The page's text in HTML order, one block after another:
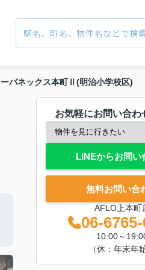
バネックス本町Ⅱ(明治小学校区)
お気軽にお問い合わ
LINEからお問い
無料お問い合
AFLO上本町
06-
10:00～
（休：年末年